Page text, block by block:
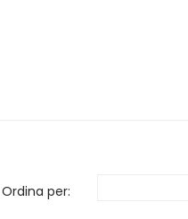
Ordina per: